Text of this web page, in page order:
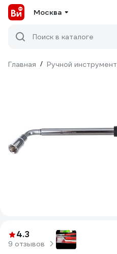
Москва
Поиск в каталоге
Главная / Ручной инструмент
4.3
9 отзывов